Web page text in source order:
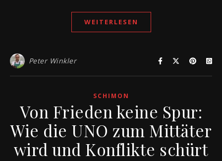
WEITERLESEN
Peter Winkler
SCHIMON
Von Frieden keine Spur:
Wie die UNO zum Mittäter
wird und Konflikte schürt